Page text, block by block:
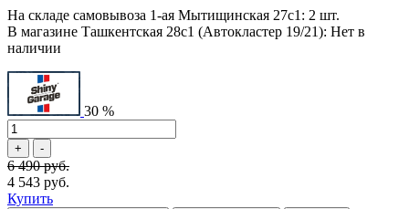
На складе самовывоза 1-ая Мытищинская 27с1: 2 шт.
В магазине Ташкентская 28с1 (Автокластер 19/21): Нет в
наличии
30 %
6 490 руб.
4 543 руб.
Купить